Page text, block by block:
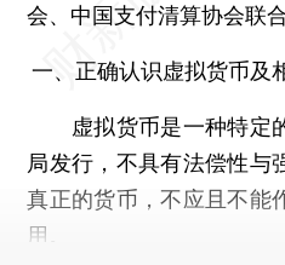
会、中国支付清算协会联
一、正确认识虚拟货币及
虚拟货币是一种特定
局发行，不具有法偿性与
真正的货币，不应且不能
用。